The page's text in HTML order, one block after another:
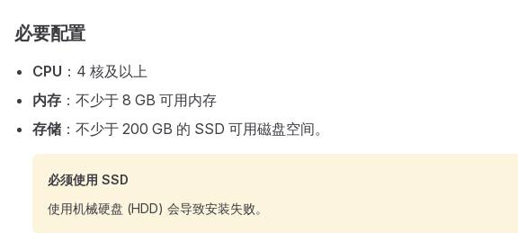
必要配置
CPU ：4 核及以上
内存 ：不少于 8 GB 可用内存
存储 ：不少于 200 GB 的 SSD 可用磁盘空间。
必须使用 SSD
使用机械硬盘 (HDD) 会导致安装失败。